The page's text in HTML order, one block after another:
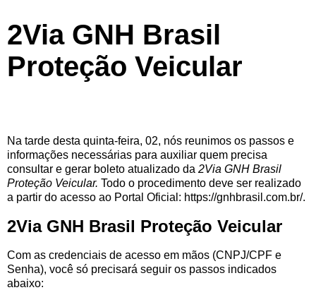
2Via GNH Brasil
Proteção Veicular
Na tarde desta quinta-feira, 02, nós reunimos os passos e
informações necessárias para auxiliar quem precisa
consultar e gerar boleto atualizado da 2Via GNH Brasil
Proteção Veicular. Todo o procedimento deve ser realizado
a partir do acesso ao Portal Oficial: https://gnhbrasil.com.br/.
2Via GNH Brasil Proteção Veicular
Com as credenciais de acesso em mãos (CNPJ/CPF e
Senha), você só precisará seguir os passos indicados
abaixo: